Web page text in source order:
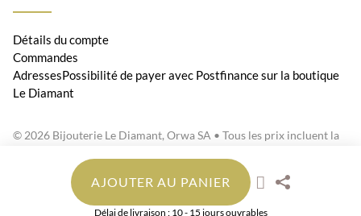
AJOUTER AU PANIER
Délai de livraison : 10 - 15 jours ouvrables
Détails du compte
Commandes
AdressesPossibilité de payer avec Postfinance sur la boutique
Le Diamant
© 2026 Bijouterie Le Diamant, Orwa SA • Tous les prix incluent la